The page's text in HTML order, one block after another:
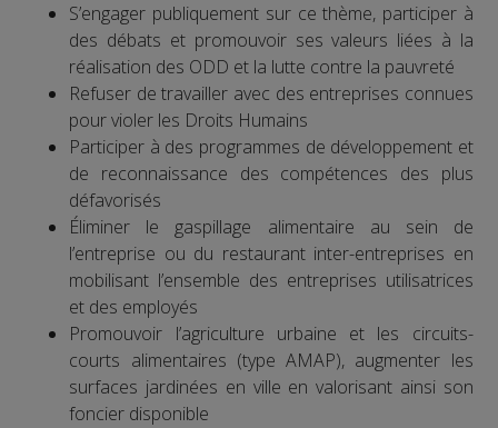
S’engager publiquement sur ce thème, participer à
des débats et promouvoir ses valeurs liées à la
réalisation des ODD et la lutte contre la pauvreté
Refuser de travailler avec des entreprises connues
pour violer les Droits Humains
Participer à des programmes de développement et
de reconnaissance des compétences des plus
défavorisés
Éliminer le gaspillage alimentaire au sein de
l’entreprise ou du restaurant inter-entreprises en
mobilisant l’ensemble des entreprises utilisatrices
et des employés
Promouvoir l’agriculture urbaine et les circuits-
courts alimentaires (type AMAP), augmenter les
surfaces jardinées en ville en valorisant ainsi son
foncier disponible